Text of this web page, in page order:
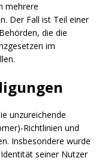
mehrere
Der Fall ist Teil einer
die die
im
unzureichende
Richtlinien und
Insbesondere wurde
seiner Nutzer